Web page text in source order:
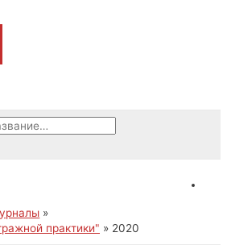
практики"
2020